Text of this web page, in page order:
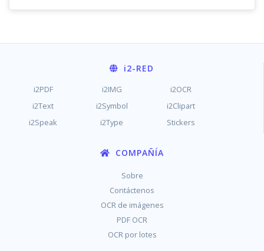
i2-RED
i2PDF i2IMG
i2OCR
i2Text
i2Symbol
i2Clipart
i2Speak
i2Type Stickers
COMPAÑÍA
Sobre
Contáctenos
OCR de imágenes
PDF OCR
OCR por lotes